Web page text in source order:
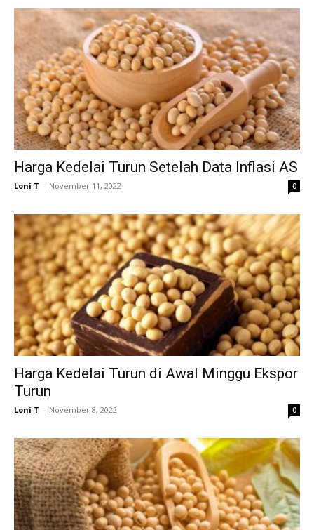
Harga Kedelai Turun Setelah Data Inflasi AS
Loni T - November 11, 2022 0
Harga Kedelai Turun di Awal Minggu Ekspor
Turun
Loni T - November 8, 2022 0